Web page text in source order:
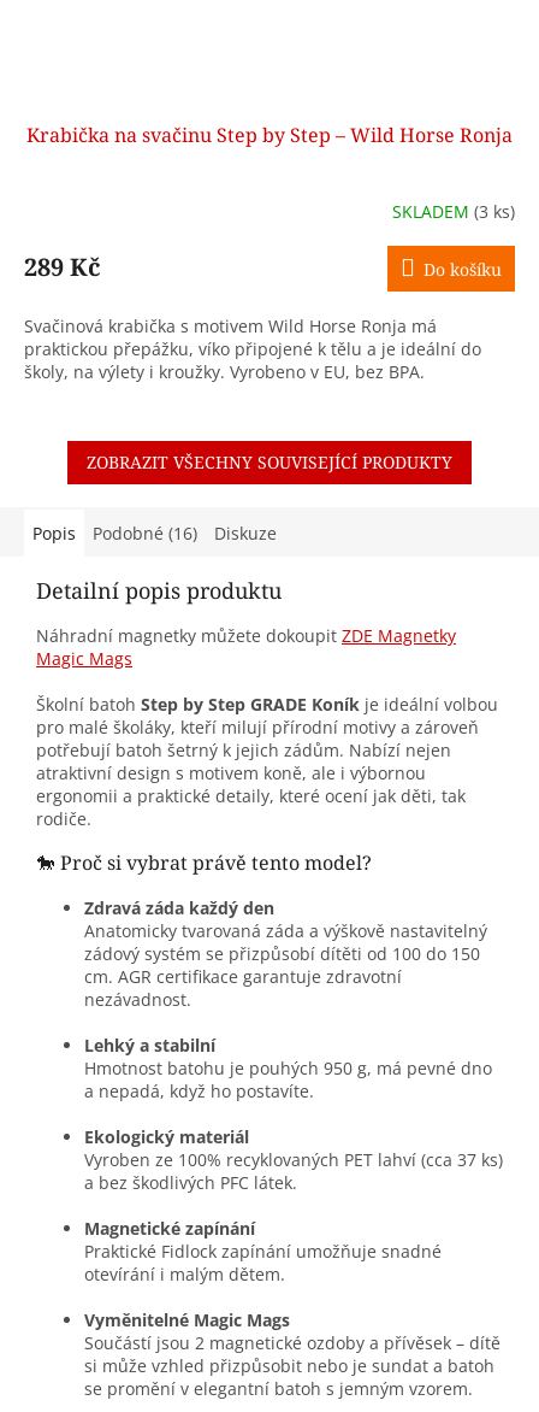
Krabička na svačinu Step by Step – Wild Horse Ronja
SKLADEM (3 ks)
289 Kč Do košíku
Svačinová krabička s motivem Wild Horse Ronja má
praktickou přepážku, víko připojené k tělu a je ideální do
školy, na výlety i kroužky. Vyrobeno v EU, bez BPA.
ZOBRAZIT VŠECHNY SOUVISEJÍCÍ PRODUKTY
Popis Podobné (16) Diskuze
Detailní popis produktu
Náhradní magnetky můžete dokoupit ZDE Magnetky
Magic Mags
Školní batoh Step by Step GRADE Koník je ideální volbou
pro malé školáky, kteří milují přírodní motivy a zároveň
potřebují batoh šetrný k jejich zádům. Nabízí nejen
atraktivní design s motivem koně, ale i výbornou
ergonomii a praktické detaily, které ocení jak děti, tak
rodiče.
🐎 Proč si vybrat právě tento model?
Zdravá záda každý den
Anatomicky tvarovaná záda a výškově nastavitelný
zádový systém se přizpůsobí dítěti od 100 do 150
cm. AGR certifikace garantuje zdravotní
nezávadnost.
Lehký a stabilní
Hmotnost batohu je pouhých 950 g, má pevné dno
a nepadá, když ho postavíte.
Ekologický materiál
Vyroben ze 100% recyklovaných PET lahví (cca 37 ks)
a bez škodlivých PFC látek.
Magnetické zapínání
Praktické Fidlock zapínání umožňuje snadné
otevírání i malým dětem.
Vyměnitelné Magic Mags
Součástí jsou 2 magnetické ozdoby a přívěsek – dítě
si může vzhled přizpůsobit nebo je sundat a batoh
se promění v elegantní batoh s jemným vzorem.